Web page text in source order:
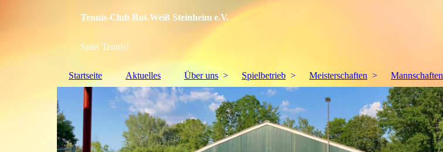
Tennis-Club Rot-Weiß Steinheim e.V.
Spiel Tennis!
Startseite Aktuelles Über uns Spielbetrieb Meisterschaften Mannschaften